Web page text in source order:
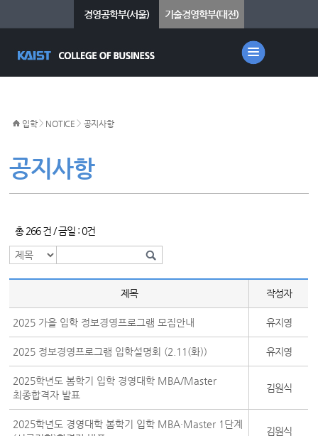
경영공학부(서울) 기술경영학부(대전)
공지사항
입학> NOTICE > 공지사항
총 266 건 / 금일 : 0건
제목 작성자
2025 가을 입학 정보경영프로그램 모집안내 유지영
2025 정보경영프로그램 입학설명회 (2.11(화)) 유지영
2025학년도 봄학기 입학 경영대학 MBA/Master
최종합격자 발표
김원식
2025학년도 경영대학 봄학기 입학 MBA·Master 1단계
김원식